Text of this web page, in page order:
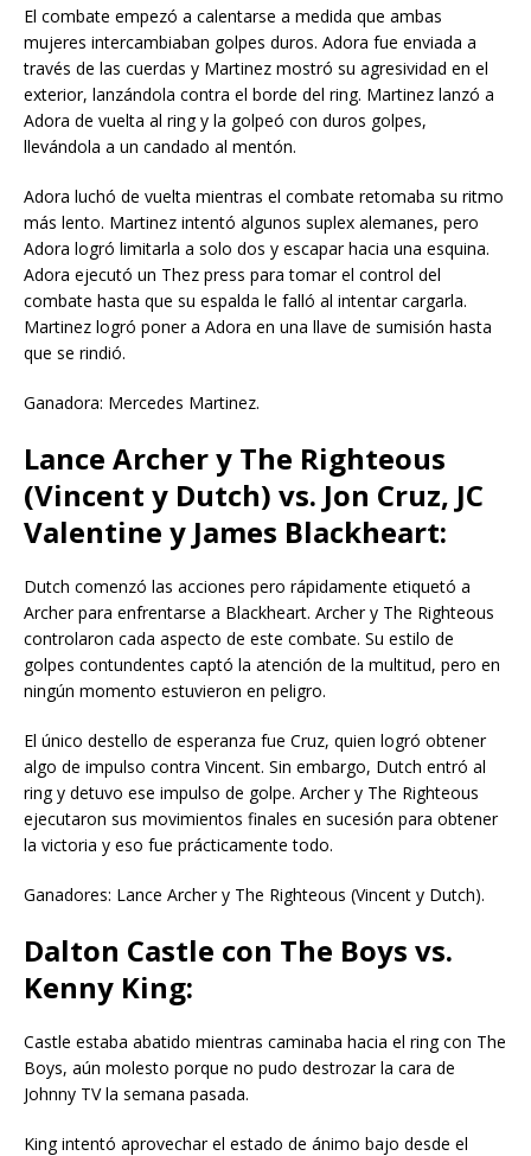
El combate empezó a calentarse a medida que ambas
mujeres intercambiaban golpes duros. Adora fue enviada a
través de las cuerdas y Martinez mostró su agresividad en el
exterior, lanzándola contra el borde del ring. Martinez lanzó a
Adora de vuelta al ring y la golpeó con duros golpes,
llevándola a un candado al mentón.
Adora luchó de vuelta mientras el combate retomaba su ritmo
más lento. Martinez intentó algunos suplex alemanes, pero
Adora logró limitarla a solo dos y escapar hacia una esquina.
Adora ejecutó un Thez press para tomar el control del
combate hasta que su espalda le falló al intentar cargarla.
Martinez logró poner a Adora en una llave de sumisión hasta
que se rindió.
Ganadora: Mercedes Martinez.
Lance Archer y The Righteous
(Vincent y Dutch) vs. Jon Cruz, JC
Valentine y James Blackheart:
Dutch comenzó las acciones pero rápidamente etiquetó a
Archer para enfrentarse a Blackheart. Archer y The Righteous
controlaron cada aspecto de este combate. Su estilo de
golpes contundentes captó la atención de la multitud, pero en
ningún momento estuvieron en peligro.
El único destello de esperanza fue Cruz, quien logró obtener
algo de impulso contra Vincent. Sin embargo, Dutch entró al
ring y detuvo ese impulso de golpe. Archer y The Righteous
ejecutaron sus movimientos finales en sucesión para obtener
la victoria y eso fue prácticamente todo.
Ganadores: Lance Archer y The Righteous (Vincent y Dutch).
Dalton Castle con The Boys vs.
Kenny King:
Castle estaba abatido mientras caminaba hacia el ring con The
Boys, aún molesto porque no pudo destrozar la cara de
Johnny TV la semana pasada.
King intentó aprovechar el estado de ánimo bajo desde el